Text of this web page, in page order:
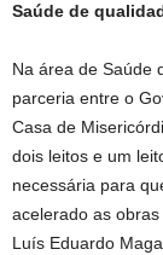
Saúde de
Na área de Saúde
parceria entre o
Casa de
dois leitos e um
necessária para
acelerado as
Luís Eduardo